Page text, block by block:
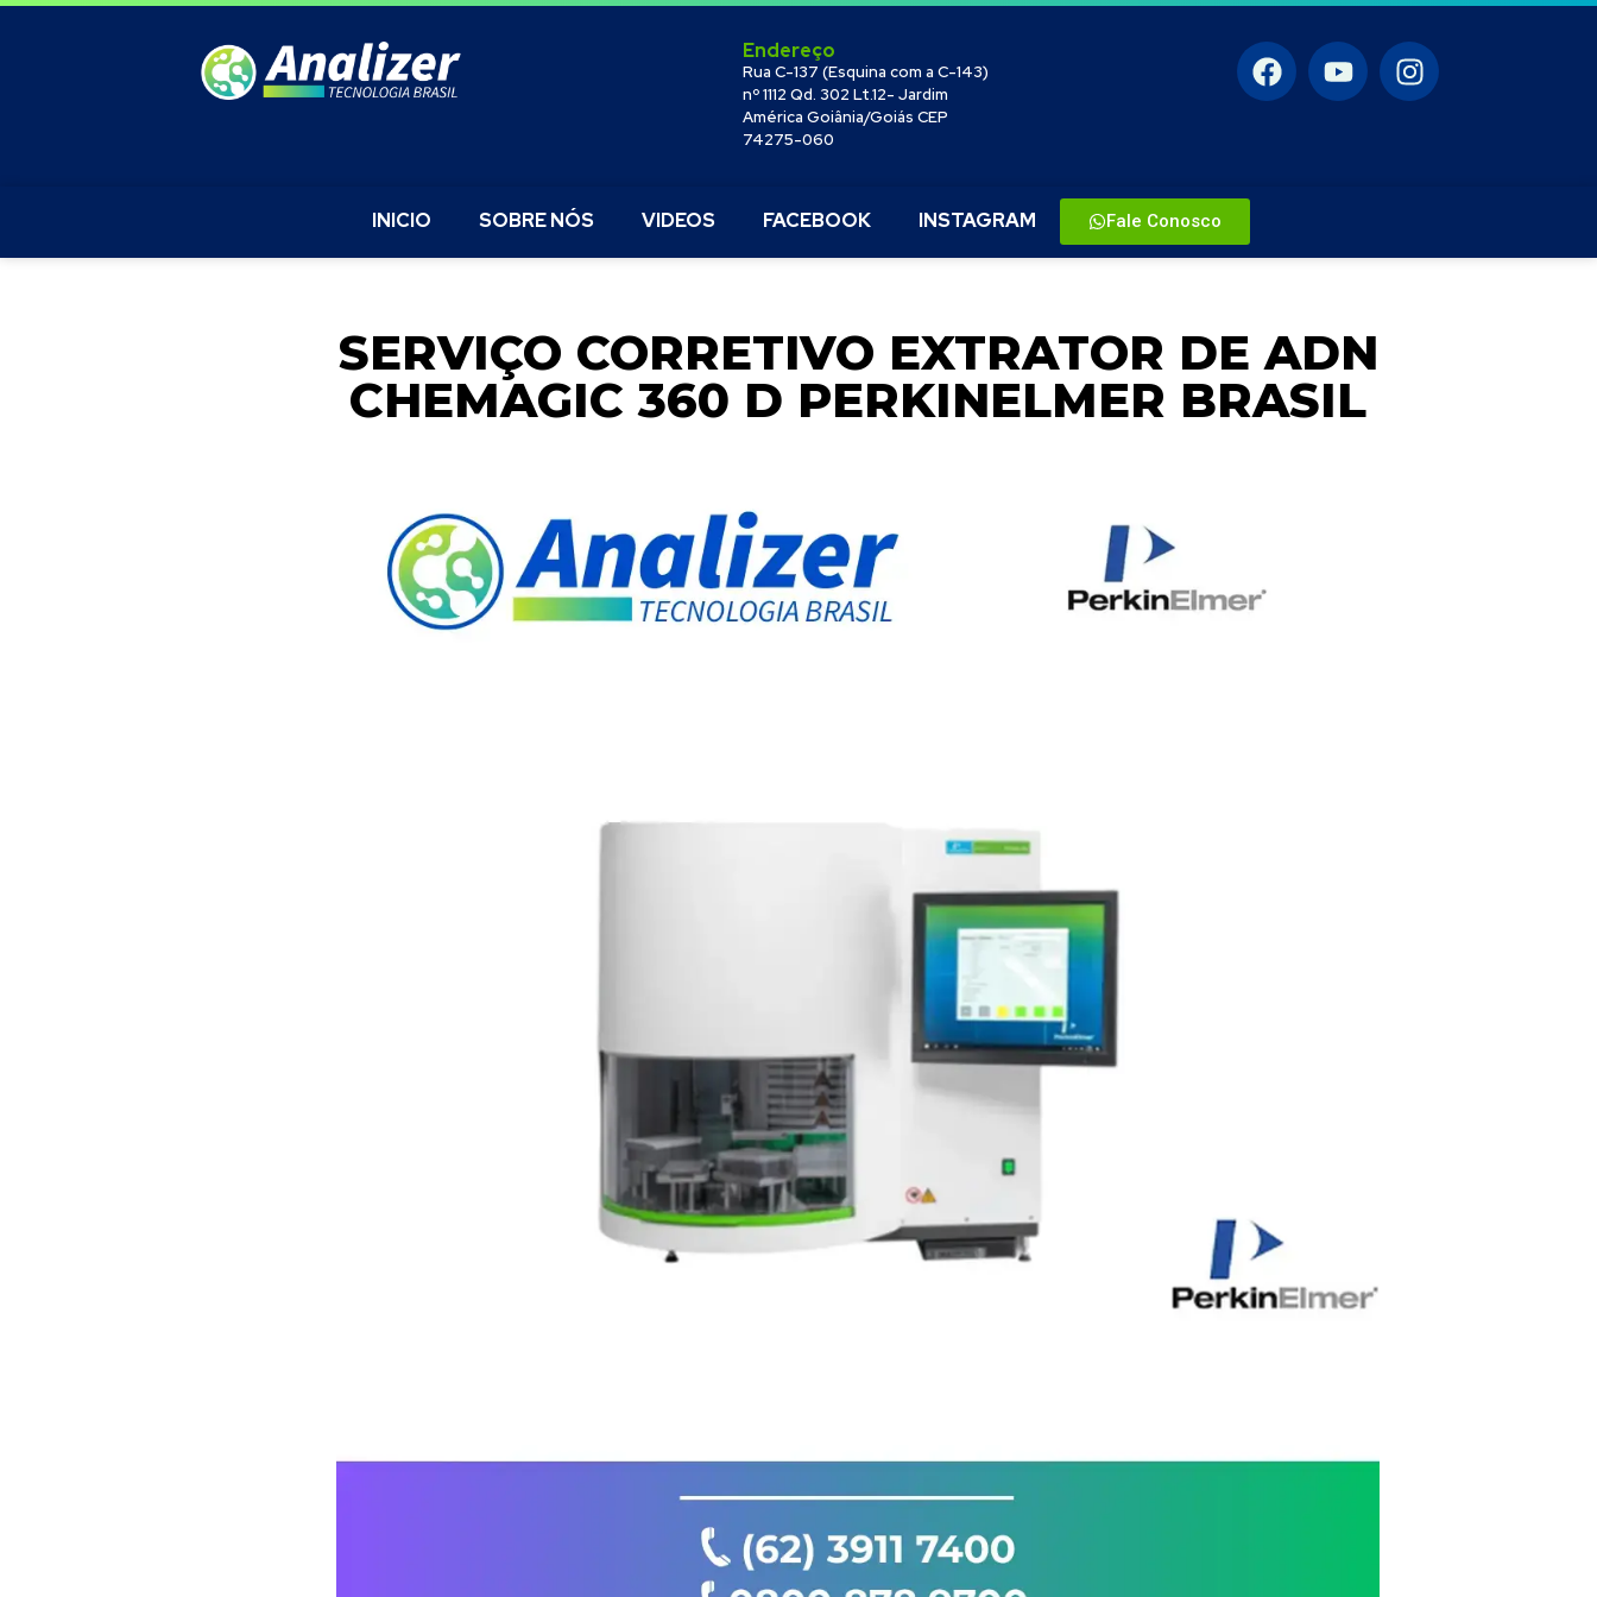
Endereço
Rua C-137 (Esquina com a C-143)
nº 1112 Qd. 302 Lt.12- Jardim
América Goiânia/Goiás CEP
74275-060
INICIO SOBRE NÓS VIDEOS FACEBOOK INSTAGRAM Fale Conosco
SERVIÇO CORRETIVO EXTRATOR DE ADN
CHEMAGIC 360 D PERKINELMER BRASIL